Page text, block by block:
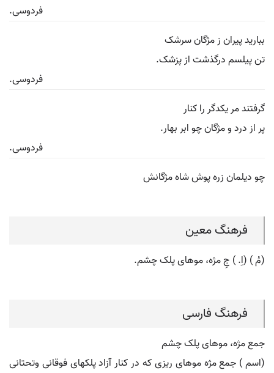
فردوسی.
ببارید پیران ز مژگان سرشک
تن پیلسم درگذشت از پزشک.
فردوسی.
گرفتند مر یکدگر را کنار
پر از درد و مژگان چو ابر بهار.
فردوسی.
چو دیلمان زره پوش شاه مژگانش
فرهنگ معین
(مُ ) (اِ. ) جِ مژه، موهای پلک چشم.
فرهنگ فارسی
جمع مژه، موهای پلک چشم
(اسم ) جمع مژه موهای ریزی که در کنار آزاد پلکهای فوقانی وتحتانی